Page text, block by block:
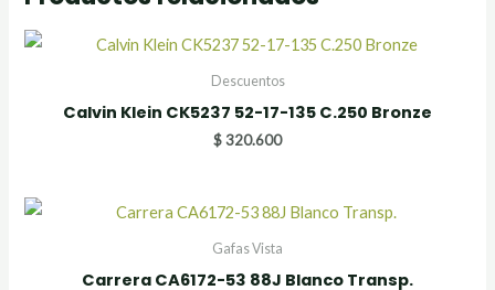
Descuentos
Calvin Klein CK5237 52-17-135 C.250 Bronze
$320.600
Gafas Vista
Carrera CA6172-53 88J Blanco Transp.